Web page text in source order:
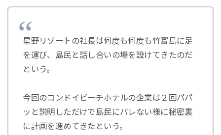
星野リゾートの社長は何度も何度も竹富島に足
を運び、島民と話し合いの場を設けてきたのだ
という。
今回のコンドイビーチホテルの企業は２回パパ
ッと説明しただけで島民にバレない様に秘密裏
に計画を進めてきたという。